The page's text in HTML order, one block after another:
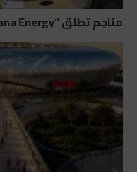
مناجم تطلق “Mana Energy” لتطوير الطاقة